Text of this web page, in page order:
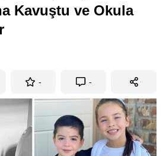
Kavuştu ve Okula
- -